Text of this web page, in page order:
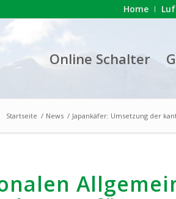
Home
Online Schalter
Startseite / News / Japankäfer: Umsetzung der